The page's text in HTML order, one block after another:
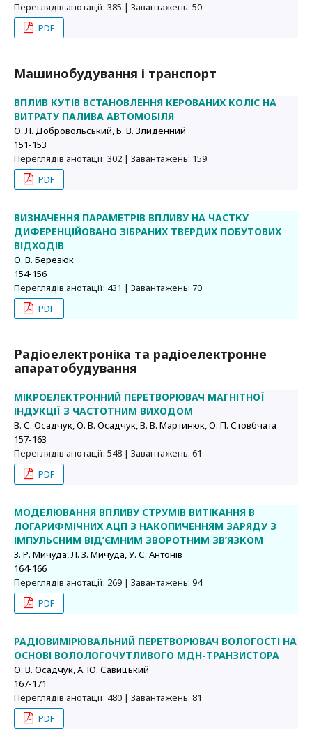
Переглядів анотації: 385 | Завантажень: 50
PDF
Машинобудування і транспорт
ВПЛИВ КУТІВ ВСТАНОВЛЕННЯ КЕРОВАНИХ КОЛІС НА
ВИТРАТУ ПАЛИВА АВТОМОБІЛЯ
О. Л. Добровольський, Б. В. Злиденний
151-153
Переглядів анотації: 302 | Завантажень: 159
PDF
ВИЗНАЧЕННЯ ПАРАМЕТРІВ ВПЛИВУ НА ЧАСТКУ
ДИФЕРЕНЦІЙОВАНО ЗІБРАНИХ ТВЕРДИХ ПОБУТОВИХ
ВІДХОДІВ
О. В. Березюк
154-156
Переглядів анотації: 431 | Завантажень: 70
PDF
Радіоелектроніка та радіоелектронне
апаратобудування
МІКРОЕЛЕКТРОННИЙ ПЕРЕТВОРЮВАЧ МАГНІТНОЇ
ІНДУКЦІЇ З ЧАСТОТНИМ ВИХОДОМ
В. С. Осадчук, О. В. Осадчук, В. В. Мартинюк, О. П. Стовбчата
157-163
Переглядів анотації: 548 | Завантажень: 61
PDF
МОДЕЛЮВАННЯ ВПЛИВУ СТРУМІВ ВИТІКАННЯ В
ЛОГАРИФМІЧНИХ АЦП З НАКОПИЧЕННЯМ ЗАРЯДУ З
ІМПУЛЬСНИМ ВІД’ЄМНИМ ЗВОРОТНИМ ЗВ’ЯЗКОМ
З. Р. Мичуда, Л. З. Мичуда, У. С. Антонів
164-166
Переглядів анотації: 269 | Завантажень: 94
PDF
РАДІОВИМІРЮВАЛЬНИЙ ПЕРЕТВОРЮВАЧ ВОЛОГОСТІ НА
ОСНОВІ ВОЛОЛОГОЧУТЛИВОГО МДН-ТРАНЗИСТОРА
О. В. Осадчук, А. Ю. Савицький
167-171
Переглядів анотації: 480 | Завантажень: 81
PDF